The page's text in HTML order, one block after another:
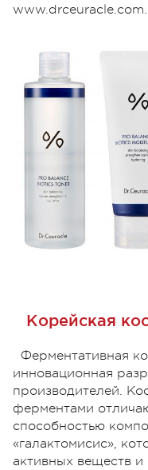
Корейская
Ферментативная
инновационная
производителей.
ферментами
способностью
«галактомисис»,
активных веществ